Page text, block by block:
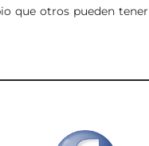
que otros pueden tener